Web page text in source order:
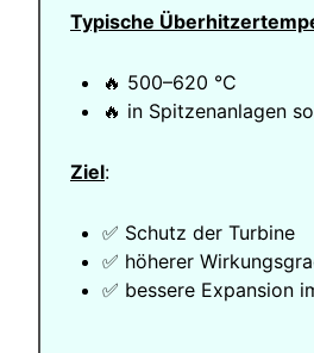
Typische
🔥 500–620 °C
🔥 in Spitzenanlagen
Ziel:
✅ Schutz der Turbine
✅ höherer
✅ bessere Expansion